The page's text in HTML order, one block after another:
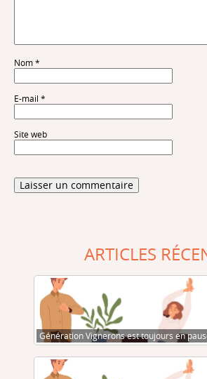
Nom *
E-mail *
Site web
ARTICLES
Génération Vignerons est toujours en